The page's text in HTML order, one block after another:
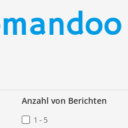
Anzahl von Berichten
1 - 5